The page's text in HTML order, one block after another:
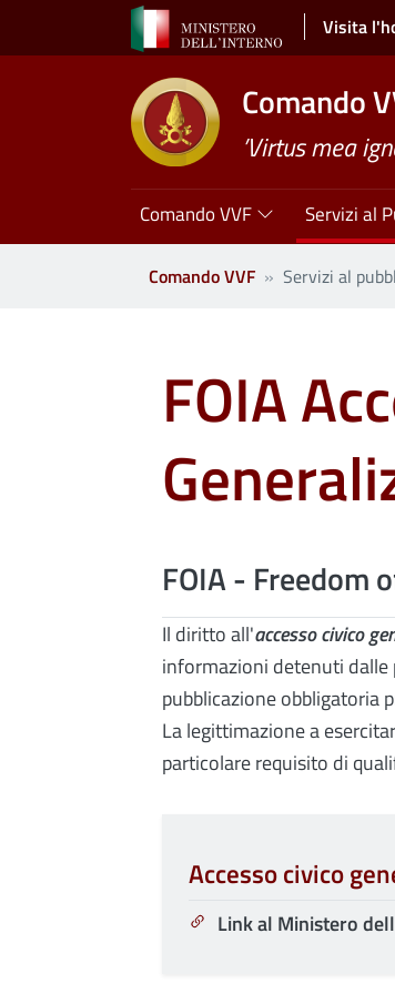
Salta al contenuto principale Visita
Comando
’Virtus mea
Navigazione
Comando VVF Servizi al
Comando VVF Servizi al
FOIA
FOIA - Freedom
Il diritto all'accesso civico
informazioni detenuti
pubblicazione obbligatoria
La legittimazione a
particolare requisito di
Accesso civico
Link al Ministero